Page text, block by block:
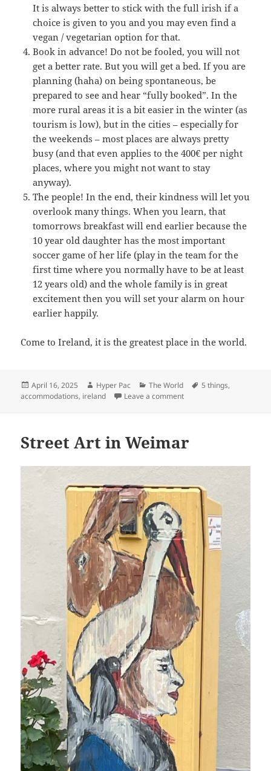
It is always better to stick with the full irish if a
choice is given to you and you may even find a
vegan / vegetarian option for that.
Book in advance! Do not be fooled, you will not
get a better rate. But you will get a bed. If you are
planning (haha) on being spontaneous, be
prepared to see and hear “fully booked”. In the
more rural areas it is a bit easier in the winter (as
tourism is low), but in the cities – especially for
the weekends – most places are always pretty
busy (and that even applies to the 400€ per night
places, where you might not want to stay
anyway).
The people! In the end, their kindness will let you
overlook many things. When you learn, that
tomorrows breakfast will end earlier because the
10 year old daughter has the most important
soccer game of her life (play in the team for the
first time where you normally have to be at least
12 years old) and the whole family is in great
excitement then you will set your alarm on hour
earlier happily.
Come to Ireland, it is the greatest place in the world.
Posted
on
April 16, 2025 Author
Hyper Pac Categories
The World Tags
5 things,
accommodations, ireland Leave a commenton Accommodation in
Street Art in Weimar